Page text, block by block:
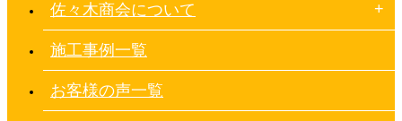
佐々木商会について
施工事例一覧
お客様の声一覧